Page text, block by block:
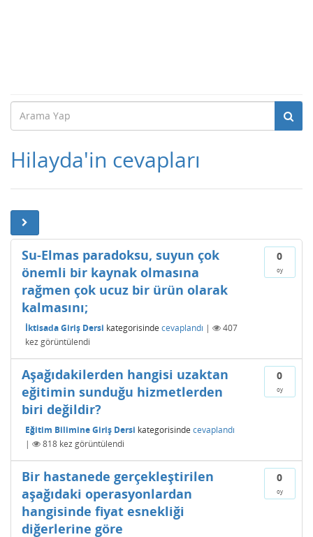
Hilayda'in cevapları
0
oy
Su-Elmas paradoksu, suyun çok
önemli bir kaynak olmasına
rağmen çok ucuz bir ürün olarak
kalmasını;
İktisada Giriş Dersi kategorisinde cevaplandı |
407
kez görüntülendi
0
oy
Aşağıdakilerden hangisi uzaktan
eğitimin sunduğu hizmetlerden
biri değildir?
Eğitim Bilimine Giriş Dersi kategorisinde cevaplandı
|
818 kez görüntülendi
0
oy
Bir hastanede gerçekleştirilen
aşağıdaki operasyonlardan
hangisinde fiyat esnekliği
diğerlerine göre